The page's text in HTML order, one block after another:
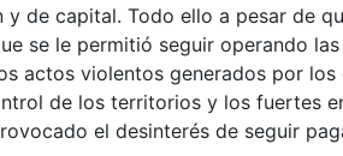
de capital. Todo ello a pesar de
se le permitió seguir operando
actos violentos generados por
de los territorios y los fuertes
el desinterés de seguir